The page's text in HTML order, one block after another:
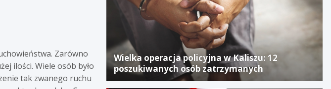
Zarówno
ilości. Wiele osób było
tak zwanego ruchu
Wielka operacja policyjna w Kaliszu: 12
poszukiwanych osób zatrzymanych